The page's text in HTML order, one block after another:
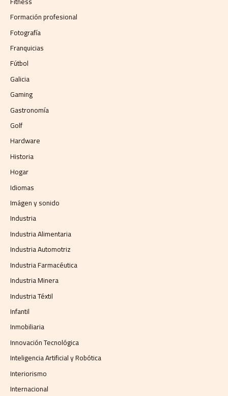
Formación profesional
Fotografía
Franquicias
Fútbol
Galicia
Gaming
Gastronomía
Golf
Hardware
Historia
Hogar
Idiomas
Imágen y sonido
Industria
Industria Alimentaria
Industria Automotriz
Industria Farmacéutica
Industria Minera
Industria Téxtil
Infantil
Inmobiliaria
Innovación Tecnológica
Inteligencia Artificial y Robótica
Interiorismo
Internacional